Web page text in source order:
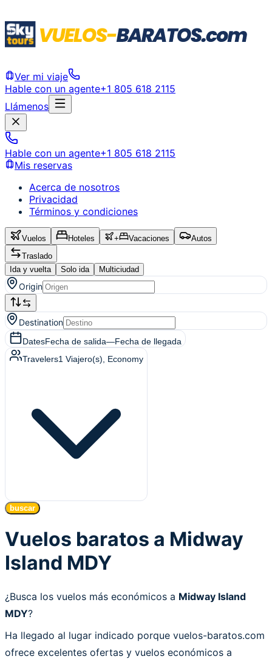
Ver mi viaje
Hable con un agente+1 805 618 2115
Llámenos
Hable con un agente+1 805 618 2115
Mis reservas
Acerca de nosotros
Privacidad
Términos y condiciones
Vuelos Hoteles + Vacaciones
Autos
Traslado
Ida y vuelta
Solo ida Multiciudad
Origin
Destination
DatesFecha de salida—Fecha de llegada
Travelers1 Viajero(s) , Economy
buscar
Vuelos baratos a Midway
Island MDY
¿Busca los vuelos más económicos a Midway Island
MDY?
Ha llegado al lugar indicado porque vuelos-baratos.com
ofrece excelentes ofertas y vuelos económicos a